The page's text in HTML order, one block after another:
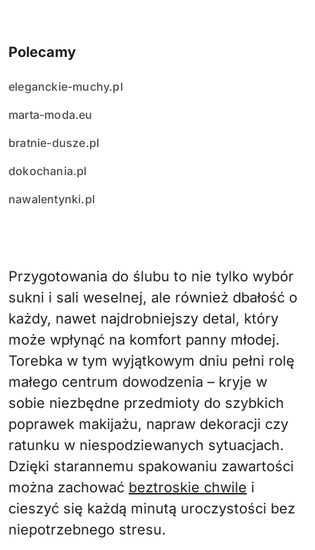
Polecamy
eleganckie-muchy.pl
marta-moda.eu
bratnie-dusze.pl
dokochania.pl
nawalentynki.pl
Przygotowania do ślubu to nie tylko wybór
sukni i sali weselnej, ale również dbałość o
każdy, nawet najdrobniejszy detal, który
może wpłynąć na komfort panny młodej.
Torebka w tym wyjątkowym dniu pełni rolę
małego centrum dowodzenia – kryje w
sobie niezbędne przedmioty do szybkich
poprawek makijażu, napraw dekoracji czy
ratunku w niespodziewanych sytuacjach.
Dzięki starannemu spakowaniu zawartości
można zachować beztroskie chwile i
cieszyć się każdą minutą uroczystości bez
niepotrzebnego stresu.